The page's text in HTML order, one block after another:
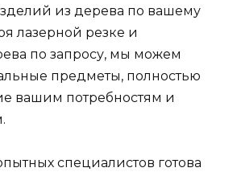
из дерева по вашему
лазерной резке и
по запросу, мы можем
предметы, полностью
вашим потребностям и
специалистов готова